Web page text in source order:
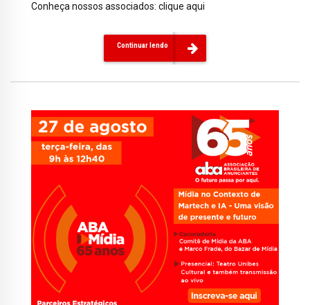
Conheça nossos associados: clique aqui
Continuar lendo